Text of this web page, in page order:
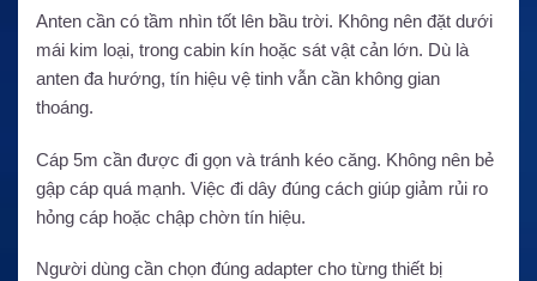
Anten cần có tầm nhìn tốt lên bầu trời. Không nên đặt dưới
mái kim loại, trong cabin kín hoặc sát vật cản lớn. Dù là
anten đa hướng, tín hiệu vệ tinh vẫn cần không gian
thoáng.
Cáp 5m cần được đi gọn và tránh kéo căng. Không nên bẻ
gập cáp quá mạnh. Việc đi dây đúng cách giúp giảm rủi ro
hỏng cáp hoặc chập chờn tín hiệu.
Người dùng cần chọn đúng adapter cho từng thiết bị